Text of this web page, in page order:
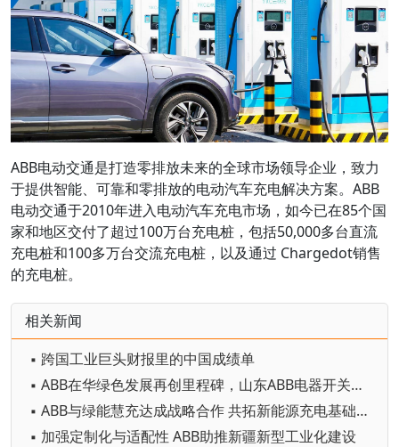
ABB电动交通是打造零排放未来的全球市场领导企业，致力
于提供智能、可靠和零排放的电动汽车充电解决方案。ABB
电动交通于2010年进入电动汽车充电市场，如今已在85个国
家和地区交付了超过100万台充电桩，包括50,000多台直流
充电桩和100多万台交流充电桩，以及通过 Chargedot销售
的充电桩。
相关新闻
▪ 跨国工业巨头财报里的中国成绩单
▪ ABB在华绿色发展再创里程碑，山东ABB电器开关有限公司获UL 2799 “铂金级” 认证
▪ ABB与绿能慧充达成战略合作 共拓新能源充电基础设施新机遇
▪ 加强定制化与适配性 ABB助推新疆新型工业化建设